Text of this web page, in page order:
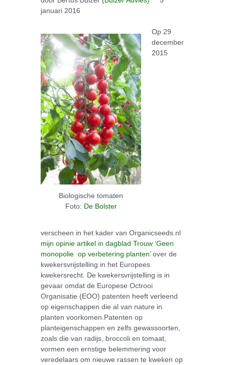
januari 2016
Biologische tomaten
Foto: De Bolster
Op 29
december
2015
verscheen in het kader van Organicseeds.nl
mijn opinie artikel in dagblad Trouw ‘Geen
monopolie op verbetering planten’over de
kwekersvrijstelling in het Europees
kwekersrecht. De kwekersvrijstelling is in
gevaar omdat de Europese Octrooi
Organisatie (EOO) patenten heeft verleend
op eigenschappen die al van nature in
planten voorkomen.Patenten op
planteigenschappen en zelfs gewassoorten,
zoals die van radijs, broccoli en tomaat,
vormen een ernstige belemmering voor
veredelaars om nieuwe rassen te kweken op